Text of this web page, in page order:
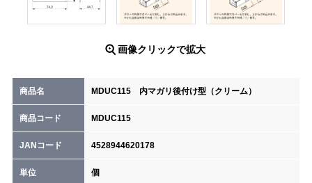
画像クリックで拡大
商品名 MDUC115 内マガリ後付け型（クリーム）
商品コード MDUC115
JANコード 4528944620178
単位 個